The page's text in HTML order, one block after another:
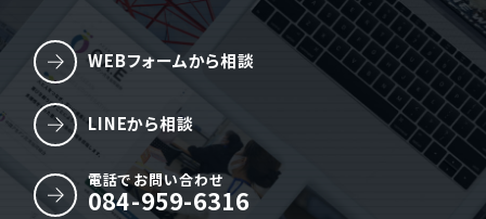
WEBフォームから相談
LINEから相談
電話でお問い合わせ
084-959-6316